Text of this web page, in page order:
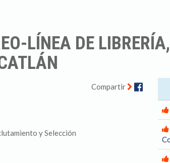
LÍNEA DE
Compartir
y Selección